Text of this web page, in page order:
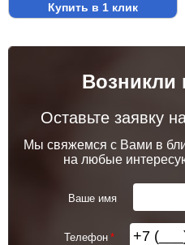
Купить в 1 клик
Оставьте заявку
Мы свяжемся с Вами в
на любые
Ваше имя
Телефон